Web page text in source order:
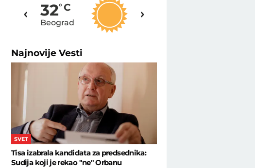
32o C
Beograd
NajnovijeVesti
SVET
Tisa izabrala kandidata za predsednika:
Sudija koji je rekao "ne" Orbanu